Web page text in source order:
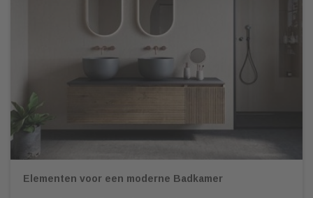
Elementen voor een moderne Badkamer